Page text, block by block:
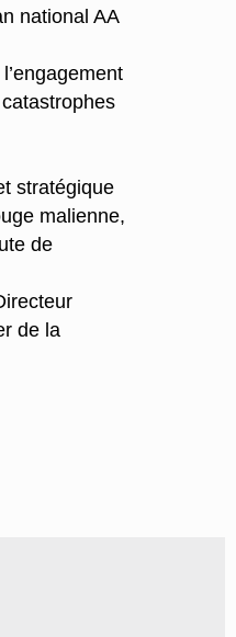
national AA
stratégique
malienne,
de
de la